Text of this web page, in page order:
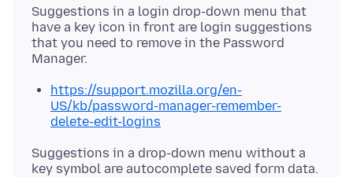
Suggestions in a login drop-down menu that
have a key icon in front are login suggestions
that you need to remove in the Password
https://support.mozilla.org/en-
US/kb/password-manager-remember-
delete-edit-logins
Suggestions in a drop-down menu without a
key symbol are autocomplete saved form data.